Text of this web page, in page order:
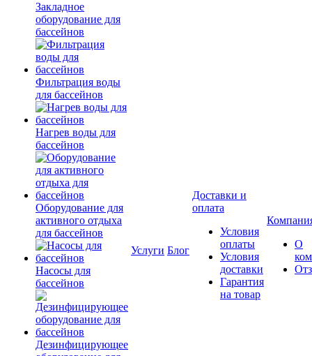
Закладное
оборудование для
бассейнов
Фильтрация воды
для бассейнов
Нагрев воды для
бассейнов
Оборудование для
активного отдыха
для бассейнов
Насосы для
бассейнов
Дезинфицирующее
Услуги Блог
Доставки и
оплата
Условия
оплаты
Условия
доставки
Гарантия
на товар
О